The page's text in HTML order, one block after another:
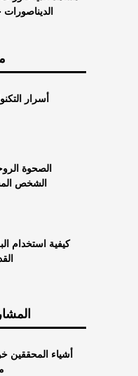
أسرار
الصحوة
الشخص
كيفية استخدام